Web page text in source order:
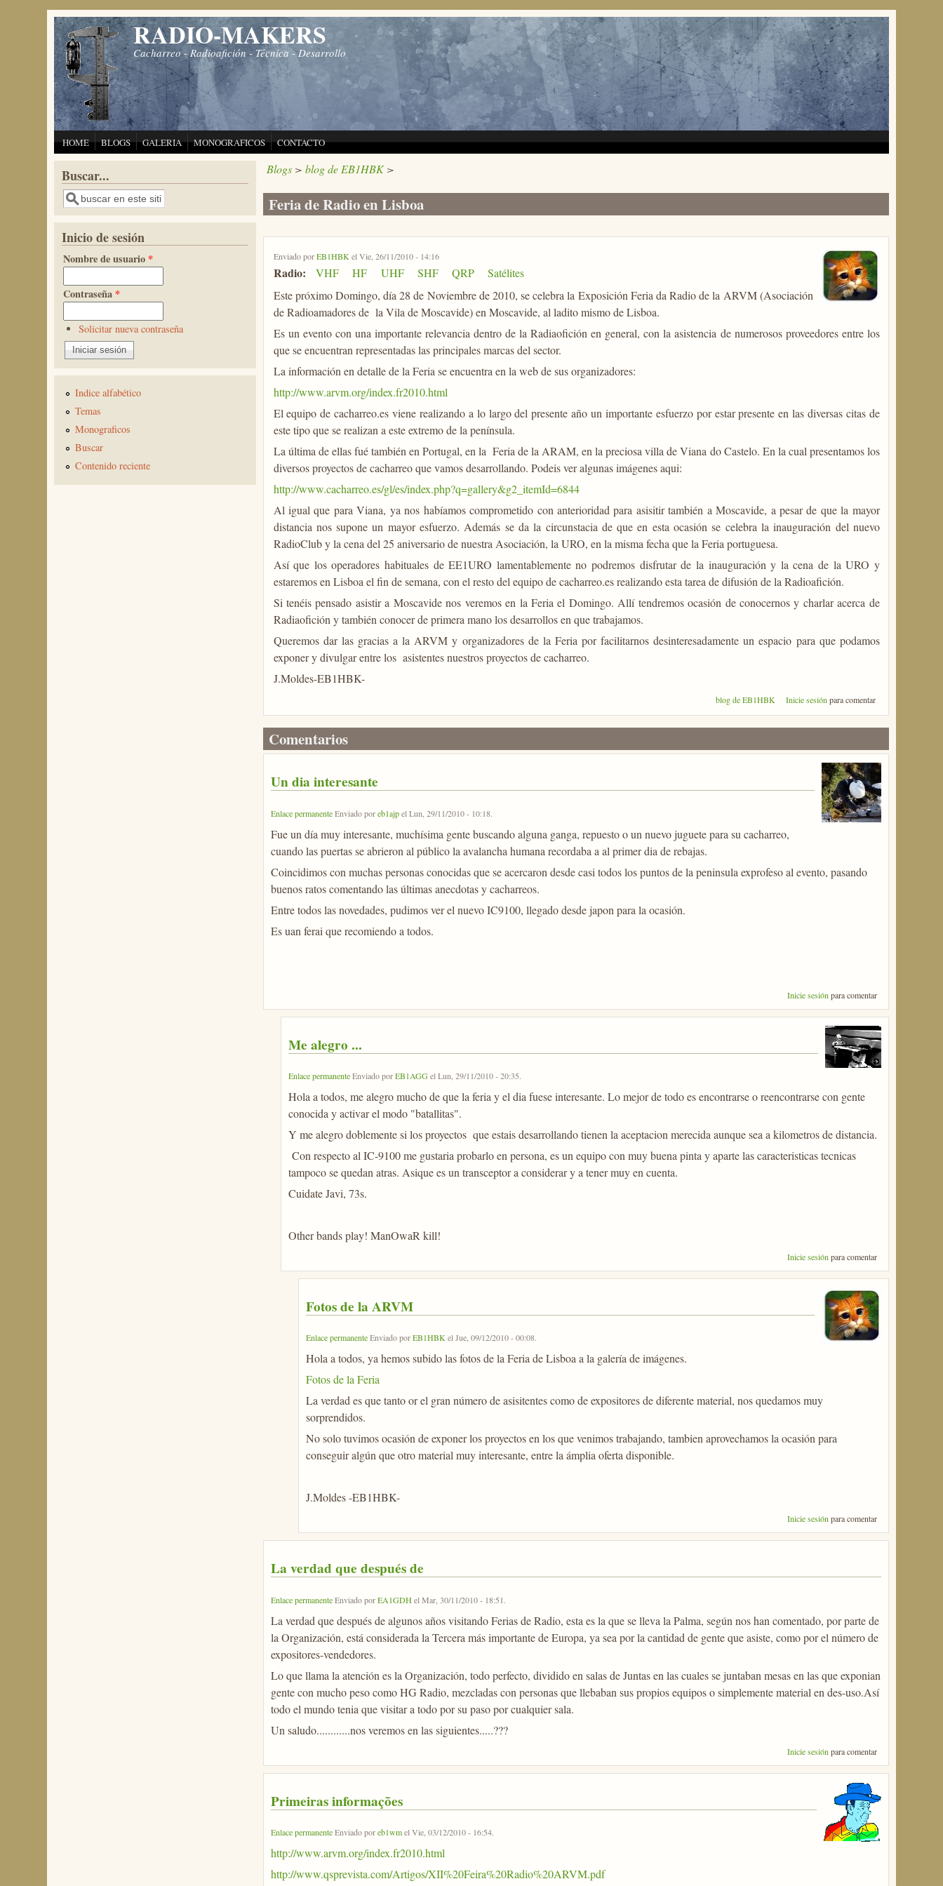
Pasar al contenido principal RADIO-MAKERS
Cacharreo - Radioafición - Técnica - Desarrollo
HOME BLOGS GALERIA MONOGRAFICOS CONTACTO
Blogs> blog de EB1HBK>
Feria de Radio en Lisboa
Enviado porEB1HBK el Vie, 26/11/2010 - 14:16
Radio: VHF HF UHF SHF QRP
Satélites
Este próximo Domingo, día 28 de Noviembre de 2010, se celebra la Exposición Feria da Radio de la ARVM (Asociación
de Radioamadores de la Vila de Moscavide) en Moscavide, al ladito mismo de Lisboa.
Es un evento con una importante relevancia dentro de la Radiaofición en general, con la asistencia de numerosos proveedores entre los
que se encuentran representadas las principales marcas del sector.
La información en detalle de la Feria se encuentra en la web de sus organizadores:
http://www.arvm.org/index.fr2010.html
El equipo de cacharreo.es viene realizando a lo largo del presente año un importante esfuerzo por estar presente en las diversas citas de
este tipo que se realizan a este extremo de la península.
La última de ellas fué también en Portugal, en la Feria de la ARAM, en la preciosa villa de Viana do Castelo. En la cual presentamos los
diversos proyectos de cacharreo que vamos desarrollando. Podeis ver algunas imágenes aqui:
http://www.cacharreo.es/gl/es/index.php?q=gallery&g2_itemId=6844
Al igual que para Viana, ya nos habíamos comprometido con anterioridad para asisitir también a Moscavide, a pesar de que la mayor
distancia nos supone un mayor esfuerzo. Además se da la circunstacia de que en esta ocasión se celebra la inauguración del nuevo
RadioClub y la cena del 25 aniversario de nuestra Asociación, la URO, en la misma fecha que la Feria portuguesa.
Así que los operadores habituales de EE1URO lamentablemente no podremos disfrutar de la inauguración y la cena de la URO y
estaremos en Lisboa el fin de semana, con el resto del equipo de cacharreo.es realizando esta tarea de difusión de la Radioafición.
Si tenéis pensado asistir a Moscavide nos veremos en la Feria el Domingo. Allí tendremos ocasión de conocernos y charlar acerca de
Radiaofición y también conocer de primera mano los desarrollos en que trabajamos.
Queremos dar las gracias a la ARVM y organizadores de la Feria por facilitarnos desinteresadamente un espacio para que podamos
exponer y divulgar entre los asistentes nuestros proyectos de cacharreo.
J.Moldes-EB1HBK-
blog de EB1HBK Inicie sesión para comentar
Comentarios
Un dia interesante
Enlace permanenteEnviado poreb1ajpelLun, 29/11/2010 - 10:18.
Fue un día muy interesante, muchísima gente buscando alguna ganga, repuesto o un nuevo juguete para su cacharreo,
cuando las puertas se abrieron al público la avalancha humana recordaba a al primer dia de rebajas.
Coincidimos con muchas personas conocidas que se acercaron desde casi todos los puntos de la peninsula exprofeso al evento, pasando
buenos ratos comentando las últimas anecdotas y cacharreos.
Entre todos las novedades, pudimos ver el nuevo IC9100, llegado desde japon para la ocasión.
Es uan ferai que recomiendo a todos.
Inicie sesión para comentar
Me alegro ...
Enlace permanenteEnviado porEB1AGG elLun, 29/11/2010 - 20:35.
Hola a todos, me alegro mucho de que la feria y el dia fuese interesante. Lo mejor de todo es encontrarse o reencontrarse con gente
conocida y activar el modo "batallitas".
Y me alegro doblemente si los proyectos que estais desarrollando tienen la aceptacion merecida aunque sea a kilometros de distancia.
Con respecto al IC-9100 me gustaria probarlo en persona, es un equipo con muy buena pinta y aparte las caracteristicas tecnicas
tampoco se quedan atras. Asique es un transceptor a considerar y a tener muy en cuenta.
Cuidate Javi, 73s.
Other bands play! ManOwaR kill!
Inicie sesión para comentar
Fotos de la ARVM
Enlace permanenteEnviado porEB1HBKelJue, 09/12/2010 - 00:08.
Hola a todos, ya hemos subido las fotos de la Feria de Lisboa a la galería de imágenes.
Fotos de la Feria
La verdad es que tanto or el gran número de asisitentes como de expositores de diferente material, nos quedamos muy
sorprendidos.
No solo tuvimos ocasión de exponer los proyectos en los que venimos trabajando, tambien aprovechamos la ocasión para
conseguir algún que otro material muy interesante, entre la ámplia oferta disponible.
J.Moldes -EB1HBK-
Inicie sesiónpara comentar
La verdad que después de
Enlace permanenteEnviado porEA1GDHelMar, 30/11/2010 - 18:51.
La verdad que después de algunos años visitando Ferias de Radio, esta es la que se lleva la Palma, según nos han comentado, por parte de
la Organización, está considerada la Tercera más importante de Europa, ya sea por la cantidad de gente que asiste, como por el número de
expositores-vendedores.
Lo que llama la atención es la Organización, todo perfecto, dividido en salas de Juntas en las cuales se juntaban mesas en las que exponian
gente con mucho peso como HG Radio, mezcladas con personas que llebaban sus propios equipos o simplemente material en des-uso.Así
todo el mundo tenia que visitar a todo por su paso por cualquier sala.
Un saludo............nos veremos en las siguientes.....???
Inicie sesión para comentar
Primeiras informações
Enlace permanenteEnviado poreb1wmelVie, 03/12/2010 - 16:54.
http://www.arvm.org/index.fr2010.html
http://www.qsprevista.com/Artigos/XII%20Feira%20Radio%20ARVM.pdf
Buscar...
Buscar
Inicio de sesión
Nombre de usuario *
Contraseña *
Solicitar nueva contraseña
Indice alfabético
Temas
Monograficos
Buscar
Contenido reciente